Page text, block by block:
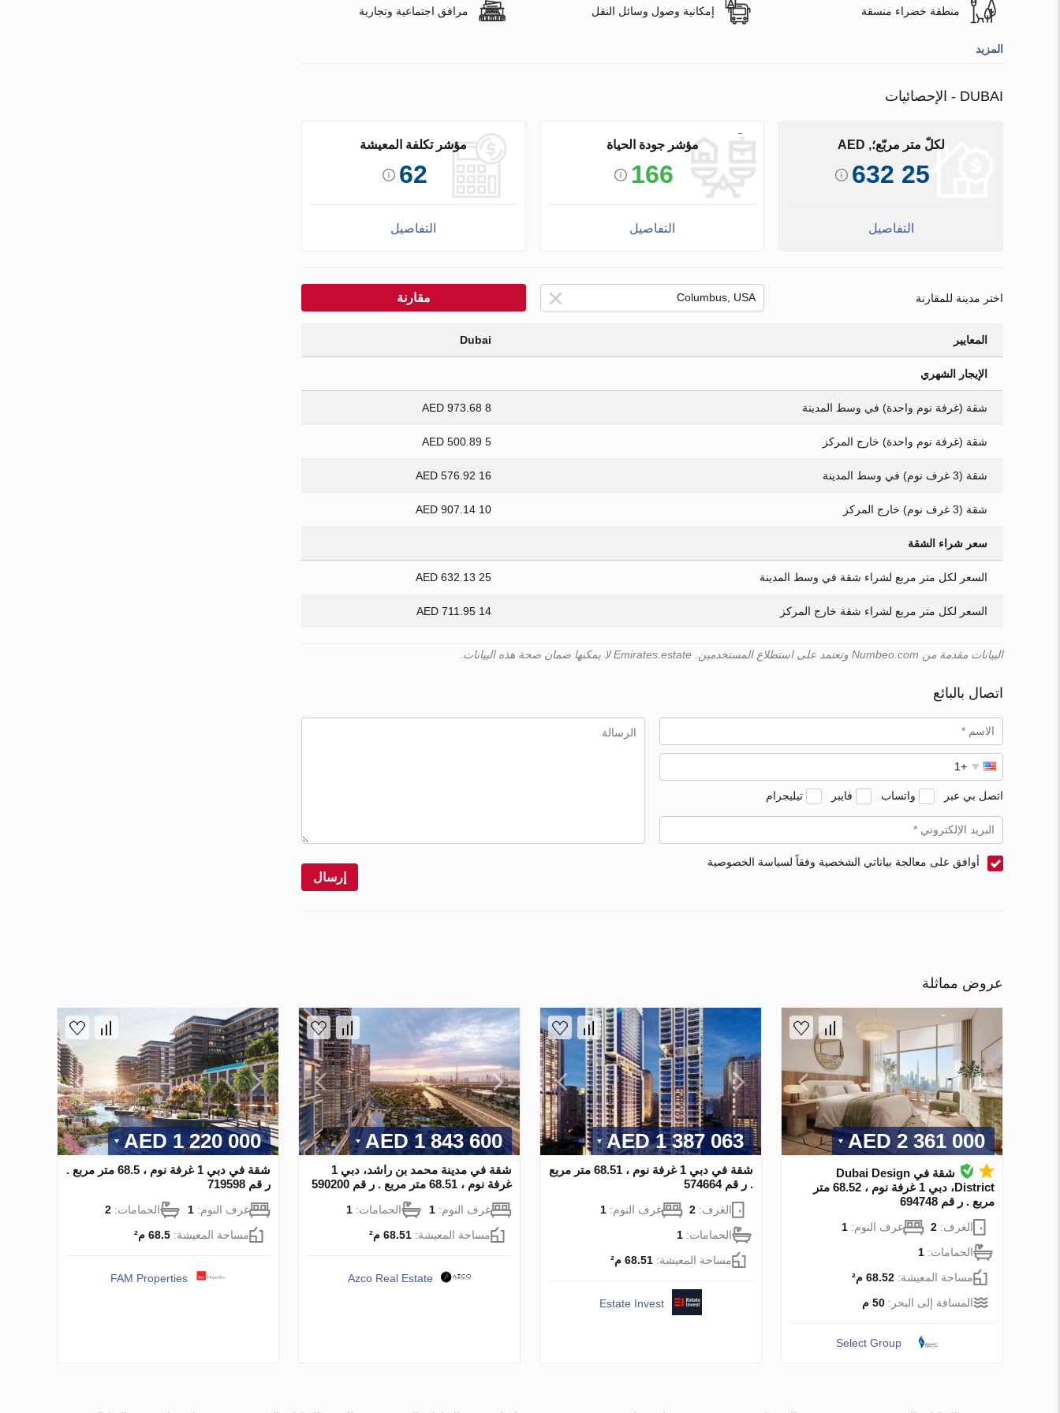
منطقة خضراء منسقة إمكانية وصول وسائل النقل مرافق اجتماعية وتجارية
المزيد
DUBAI - الإحصائيات
لكلّ متر مربّع؛, AED
25 632
التفاصيل
مؤشر جودة الحياة
166
التفاصيل
مؤشر تكلفة المعيشة
62
التفاصيل
اختر مدينة للمقارنة مقارنة
المعايير Dubai
الإيجار الشهري
شقة (غرفة نوم واحدة) في وسط المدينة 8 973.68 AED
شقة (غرفة نوم واحدة) خارج المركز 5 500.89 AED
شقة (3 غرف نوم) في وسط المدينة 16 576.92 AED
شقة (3 غرف نوم) خارج المركز 10 907.14 AED
سعر شراء الشقة
السعر لكل متر مربع لشراء شقة في وسط المدينة 25 632.13 AED
السعر لكل متر مربع لشراء شقة خارج المركز 14 711.95 AED
البيانات مقدمة من Numbeo.com وتعتمد على استطلاع المستخدمين. Emirates.estate لا يمكنها ضمان صحة هذه البيانات.
اتصال بالبائع
اتصل بي عبر واتساب فايبر تيليجرام
أوافق على معالجة بياناتي الشخصية وفقاً لسياسة الخصوصية
إرسال
عروض مماثلة
2 361 000 AED
شقة في Dubai Design
District، دبي 1 غرفة نوم ، 68.52 متر
مربع . ر قم 694748
الغرف: 2 غرف النوم: 1
الحمامات: 1
مساحة المعيشة: 68.52 م²
المسافة إلى البحر: 50 م
Select Group
1 387 063 AED
شقة في دبي 1 غرفة نوم ، 68.51 متر مربع
. ر قم 574664
الغرف: 2 غرف النوم: 1
الحمامات: 1
مساحة المعيشة: 68.51 م²
Estate Invest
1 843 600 AED
شقة في مدينة محمد بن راشد، دبي 1
غرفة نوم ، 68.51 متر مربع . ر قم 590200
غرف النوم: 1 الحمامات: 1
مساحة المعيشة: 68.51 م²
Azco Real Estate
1 220 000 AED
شقة في دبي 1 غرفة نوم ، 68.5 متر مربع .
ر قم 719598
غرف النوم: 1 الحمامات: 2
مساحة المعيشة: 68.5 م²
FAM Properties